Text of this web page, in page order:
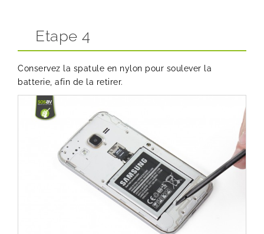
Etape 4
Conservez la spatule en nylon pour soulever la
batterie, afin de la retirer.